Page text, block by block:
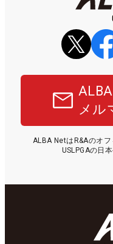
メル
ALBA NetはR&Aのオ
USLPGAの日